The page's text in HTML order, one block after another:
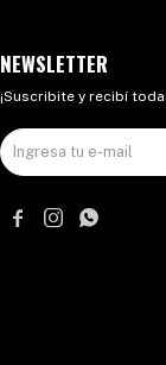
NEWSLETTER
¡Suscribite y recibí
  